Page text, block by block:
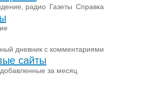
радио Газеты Справка
дневник с комментариями
сайты
за месяц